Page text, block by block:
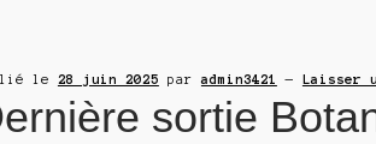
le 28 juin 2025 paradmin3421 — Laisser
sortie